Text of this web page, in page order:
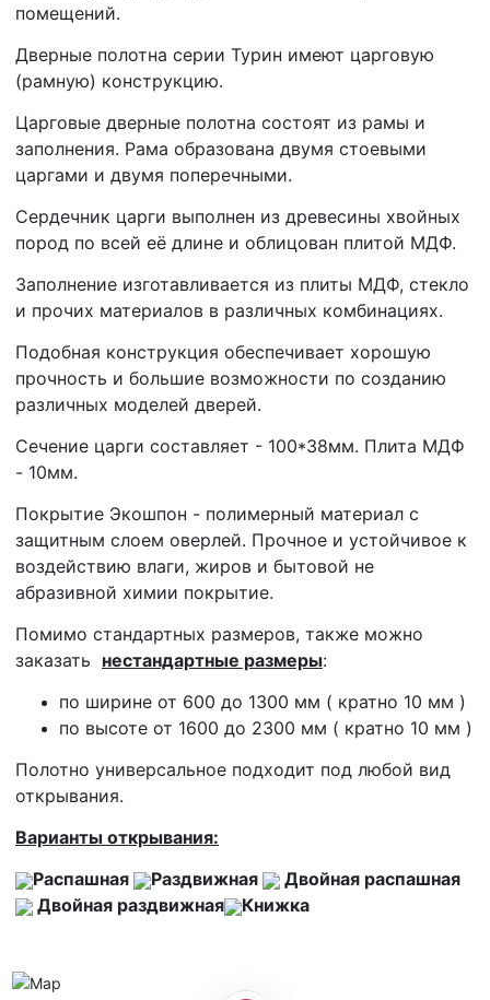
помещений.
Дверные полотна серии Турин имеют царговую
(рамную) конструкцию.
Царговые дверные полотна состоят из рамы и
заполнения. Рама образована двумя стоевыми
царгами и двумя поперечными.
Сердечник царги выполнен из древесины хвойных
пород по всей её длине и облицован плитой МДФ.
Заполнение изготавливается из плиты МДФ, стекло
и прочих материалов в различных комбинациях.
Подобная конструкция обеспечивает хорошую
прочность и большие возможности по созданию
различных моделей дверей.
Сечение царги составляет - 100*38мм. Плита МДФ
- 10мм.
Покрытие Экошпон - полимерный материал с
защитным слоем оверлей. Прочное и устойчивое к
воздействию влаги, жиров и бытовой не
абразивной химии покрытие.
Помимо стандартных размеров, также можно
заказать нестандартные размеры:
по ширине от 600 до 1300 мм ( кратно 10 мм )
по высоте от 1600 до 2300 мм ( кратно 10 мм )
Полотно универсальное подходит под любой вид
открывания.
Варианты открывания:
Распашная
Раздвижная
Двойная распашная
Двойная раздвижная
Книжка